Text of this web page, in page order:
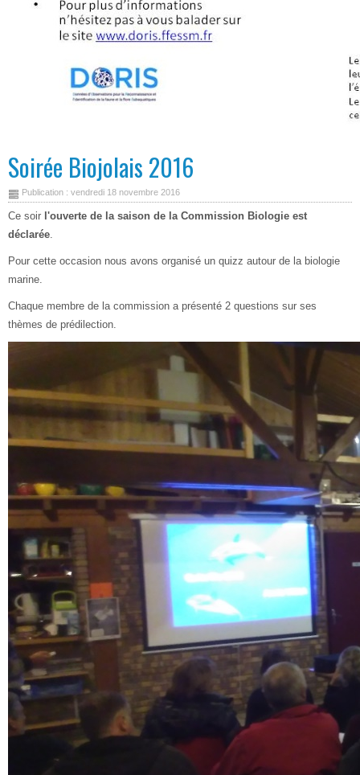
Soirée Biojolais 2016
Publication : vendredi 18 novembre 2016
Ce soir l'ouverte de la saison de la Commission Biologie est
déclarée.
Pour cette occasion nous avons organisé un quizz autour de la biologie
marine.
Chaque membre de la commission a présenté 2 questions sur ses
thèmes de prédilection.